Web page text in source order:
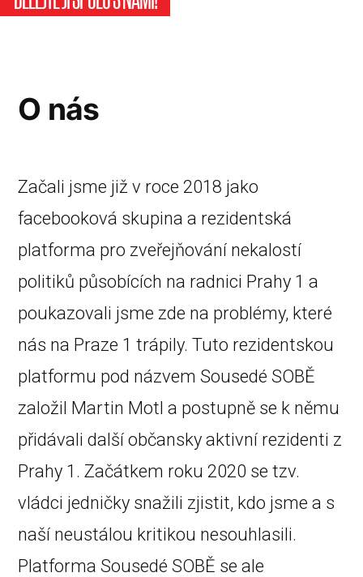
O nás
Začali jsme již v roce 2018 jako
facebooková skupina a rezidentská
platforma pro zveřejňování nekalostí
politiků působících na radnici Prahy 1 a
poukazovali jsme zde na problémy, které
nás na Praze 1 trápily. Tuto rezidentskou
platformu pod názvem Sousedé SOBĚ
založil Martin Motl a postupně se k němu
přidávali další občansky aktivní rezidenti z
Prahy 1. Začátkem roku 2020 se tzv.
vládci jedničky snažili zjistit, kdo jsme a s
naší neustálou kritikou nesouhlasili.
Platforma Sousedé SOBĚ se ale